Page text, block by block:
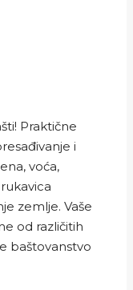
Praktične
i
voća,
zemlje. Vaše
od različitih
baštovanstvo